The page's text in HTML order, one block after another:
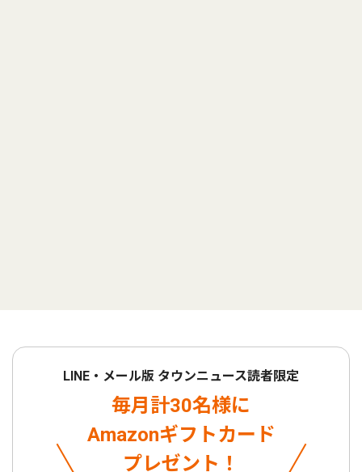
LINE・メール版 タウンニュース読者限定
毎月計30名様に
Amazonギフトカード
プレゼント！